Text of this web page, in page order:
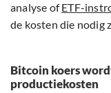
analyse ofETF-
de kosten die nodig
Bitcoin koers
productiekosten